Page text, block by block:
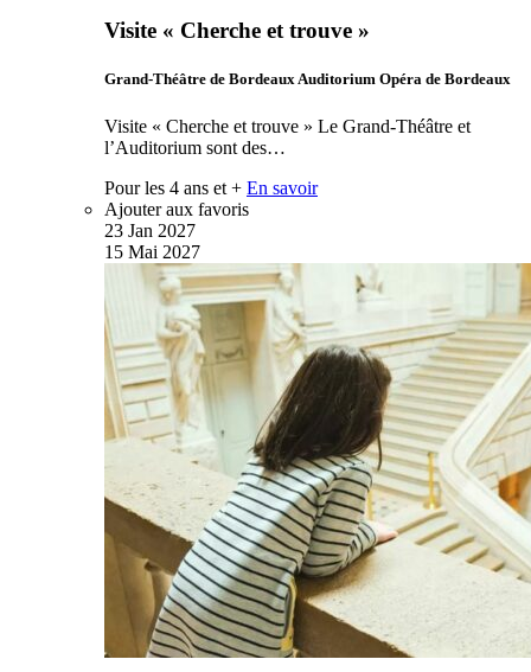
Visite « Cherche et trouve »
Grand-Théâtre de Bordeaux Auditorium Opéra de Bordeaux
Visite « Cherche et trouve » Le Grand-Théâtre et
l’Auditorium sont des…
Pour les 4 ans et + En savoir
Ajouter aux favoris
23 Jan 2027
15 Mai 2027